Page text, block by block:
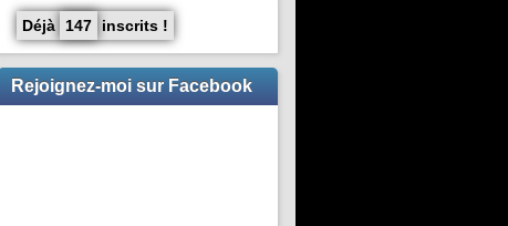
Déjà 147 inscrits !
Rejoignez-moi sur Facebook